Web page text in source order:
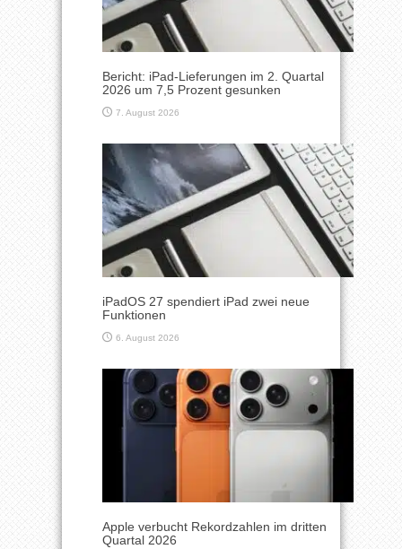
Bericht: iPad-Lieferungen im 2. Quartal
2026 um 7,5 Prozent gesunken
7. August 2026
iPadOS 27 spendiert iPad zwei neue
Funktionen
6. August 2026
Apple verbucht Rekordzahlen im dritten
Quartal 2026